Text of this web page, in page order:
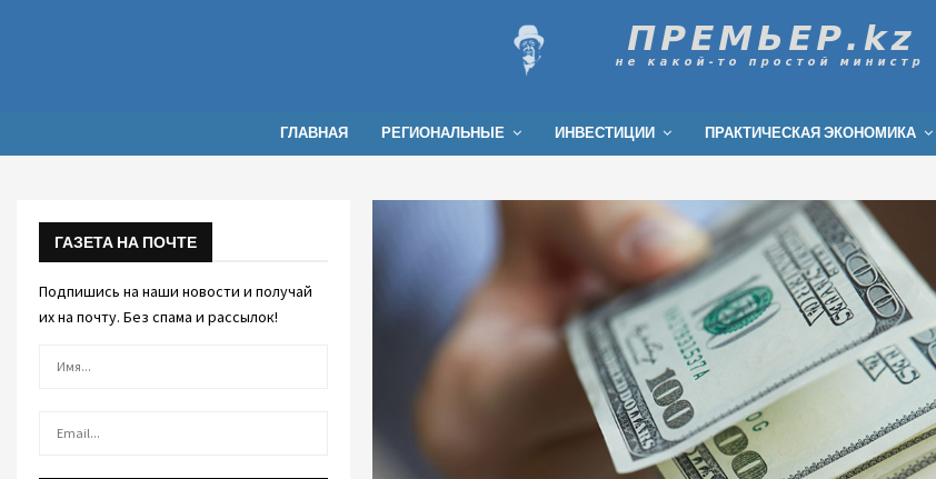
ГЛАВНАЯ РЕГИОНАЛЬНЫЕ ИНВЕСТИЦИИ ПРАКТИЧЕСКАЯ ЭКОНОМИКА
ГАЗЕТА НА ПОЧТЕ
Подпишись на наши новости и получай
их на почту. Без спама и рассылок!